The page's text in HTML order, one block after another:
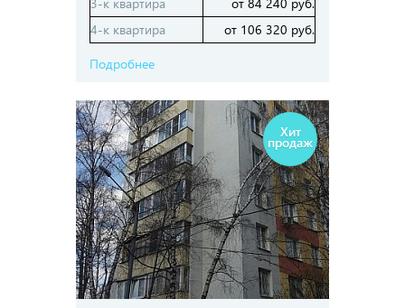
4-к квартира
от 106 320 руб.
Подробнее
Хит
продаж